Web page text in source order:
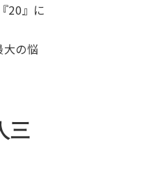
20』に
の悩
三